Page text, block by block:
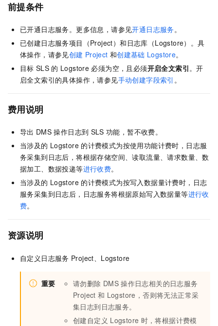
前提条件
已开通日志服务。更多信息，请参见开通日志服务。
已创建日志服务项目（Project）和日志库（Logstore）。具
体操作，请参见创建 Project 和创建基础 Logstore。
目标 SLS 的 Logstore 必须为空，且必须开启全文索引。开
启全文索引的具体操作，请参见手动创建字段索引 。
费用说明
导出 DMS 操作日志到 SLS 功能，暂不收费。
当涉及的 Logstore 的计费模式为按使用功能计费时，日志服
务采集到日志后，将根据存储空间、读取流量、请求数量、数
据加工、数据投递等进行收费。
当涉及的 Logstore 的计费模式为按写入数据量计费时，日志
服务采集到日志后，日志服务将根据原始写入数据量等进行收
费。
资源说明
自定义日志服务 Project、Logstore
重要 请勿删除 DMS 操作日志相关的日志服务
Project 和 Logstore，否则将无法正常采
集日志到日志服务。
创建自定义 Logstore 时，将根据计费模